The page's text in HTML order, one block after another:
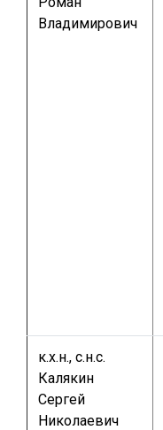
Владимирович
к.х.н., с.н.с.
Калякин
Сергей
Николаевич